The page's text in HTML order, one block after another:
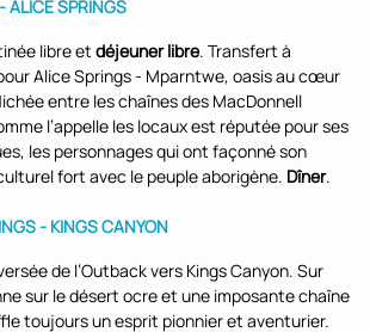
ALICE SPRINGS
libre et déjeuner libre. Transfert à
Alice Springs - Mparntwe, oasis au cœur
entre les chaînes des MacDonnell
l’appelle les locaux est réputée pour ses
les personnages qui ont façonné son
fort avec le peuple aborigène. Dîner.
- KINGS CANYON
de l’Outback vers Kings Canyon. Sur
sur le désert ocre et une imposante chaîne
toujours un esprit pionnier et aventurier.